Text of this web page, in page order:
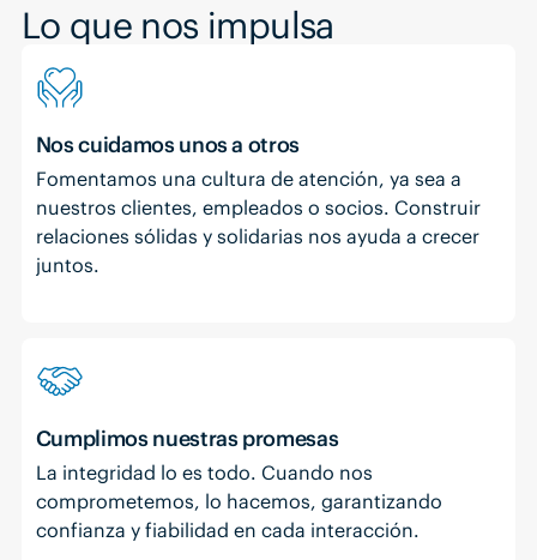
Lo que nos impulsa
Nos cuidamos unos a otros
Fomentamos una cultura de atención, ya sea a
nuestros clientes, empleados o socios. Construir
relaciones sólidas y solidarias nos ayuda a crecer
juntos.
Cumplimos nuestras promesas
La integridad lo es todo. Cuando nos
comprometemos, lo hacemos, garantizando
confianza y fiabilidad en cada interacción.